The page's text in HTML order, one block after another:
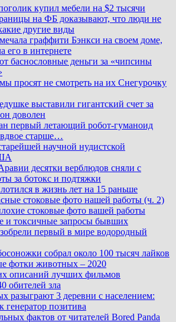
купил мебели на $2 тысячи
на ФБ доказывают, что люди не
другие виды
граффити Бэнкси на своем доме,
его в интернете
баснословные деньги за «чипсины
просят не смотреть на их Снегурочку
выставили гигантский счет за
доволен
первый летающий робот-гуманоид
старше…
научной нудистской
десятки верблюдов сняли с
за ботокс и подтяжки
в жизнь лет на 15 раньше
стоковые фото нашей работы (ч. 2)
стоковые фото вашей работы
и токсичные запросы бывших
первый в мире водородный
собрал около 100 тысяч лайков
фотки животных – 2020
описаний лучших фильмов
обителей зла
разыграют 3 деревни с населением:
генератор позитива
фактов от читателей Bored Panda